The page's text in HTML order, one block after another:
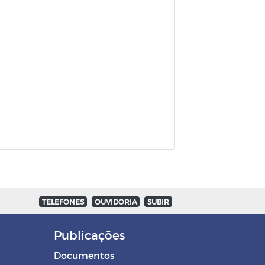
TELEFONES OUVIDORIA SUBIR
Publicações
Documentos